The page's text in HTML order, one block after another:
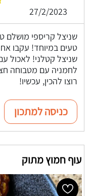
27/2/2023
שניצל קריספי מושלם
טעים במיוחד! עקבו
שניצל קטלני! לאכול
לחמניה עם מטבוחה
רוצו להכין, עכשיו!
כניסה למתכון
עוף חמוץ מתוק